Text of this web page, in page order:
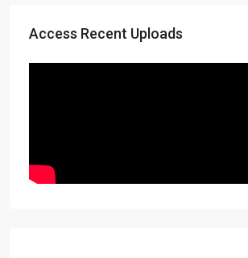
Access Recent Uploads